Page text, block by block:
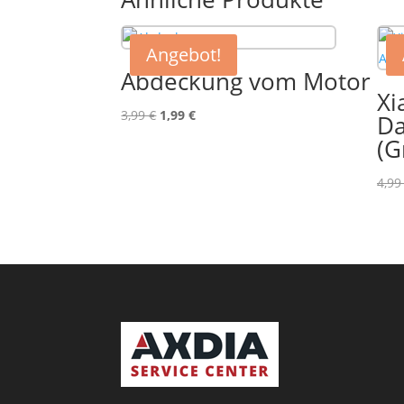
Angebot!
Abdeckung vom Motor
3,99€ Ursprünglicher
1,99€Aktueller
4,99